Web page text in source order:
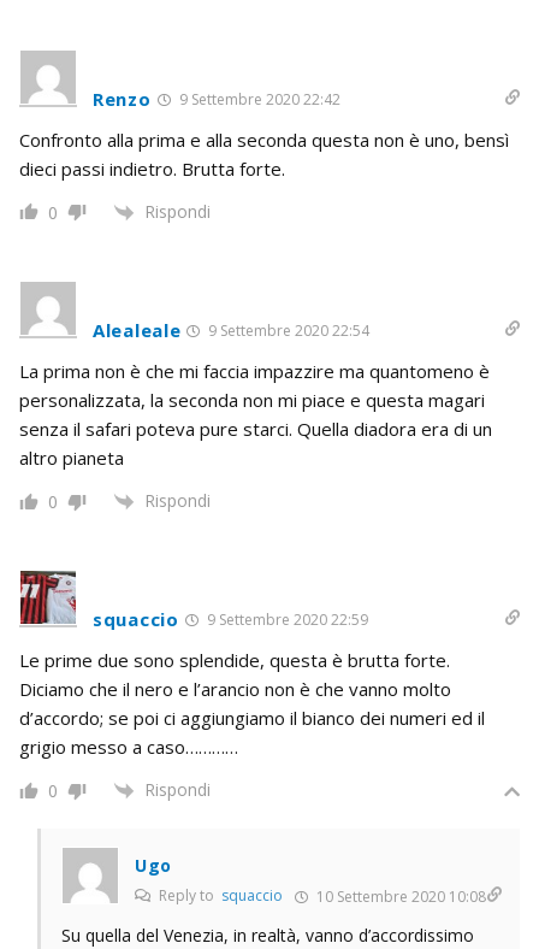
Renzo 9 Settembre 2020 22:42
Confronto alla prima e alla seconda questa non è uno, bensì
dieci passi indietro. Brutta forte.
0 Rispondi
Alealeale 9 Settembre 2020 22:54
La prima non è che mi faccia impazzire ma quantomeno è
personalizzata, la seconda non mi piace e questa magari
senza il safari poteva pure starci. Quella diadora era di un
altro pianeta
0 Rispondi
squaccio 9 Settembre 2020 22:59
Le prime due sono splendide, questa è brutta forte.
Diciamo che il nero e l’arancio non è che vanno molto
d’accordo; se poi ci aggiungiamo il bianco dei numeri ed il
grigio messo a caso…………
0 Rispondi
Ugo
Reply to squaccio 10 Settembre 2020 10:08
Su quella del Venezia, in realtà, vanno d’accordissimo